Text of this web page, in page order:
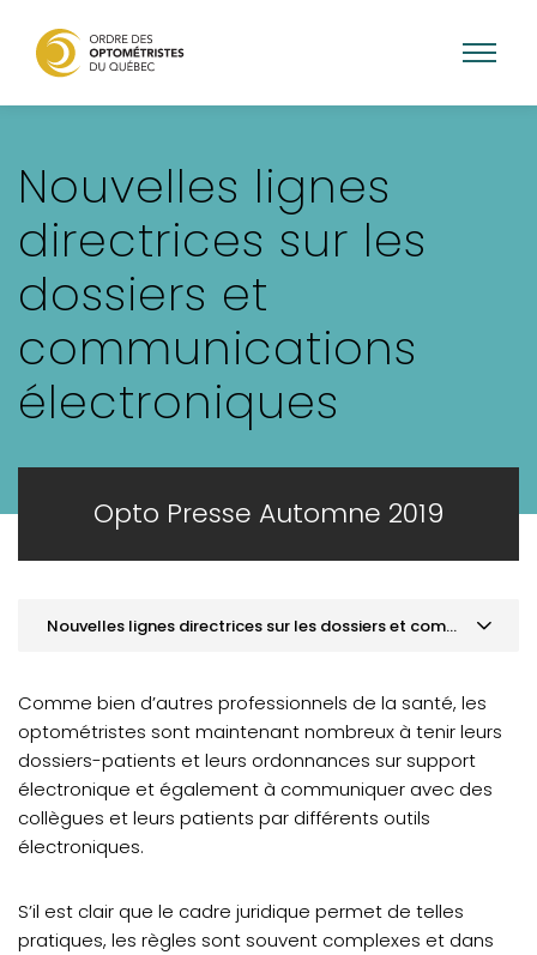
contenu
Nouvelles lignes
directrices sur les
dossiers et
communications
électroniques
Opto Presse Automne 2019
Nouvelles lignes directrices sur les dossiers et communications électroniques
ACTUALITÉS RÉCENTES
Nouvelles lignes directrices sur les dossiers et
communications électroniques
Sondage sur les spécialités en optométrie
Comme bien d’autres professionnels de la santé, les
optométristes sont maintenant nombreux à tenir leurs
dossiers-patients et leurs ordonnances sur support
électronique et également à communiquer avec des
collègues et leurs patients par différents outils
électroniques.
S’il est clair que le cadre juridique permet de telles
pratiques, les règles sont souvent complexes et dans